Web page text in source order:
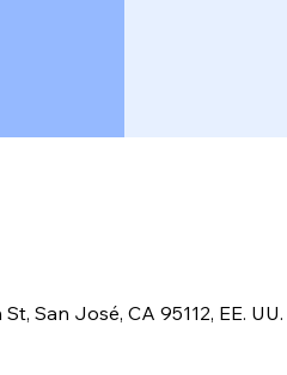
San José, CA 95112, EE. UU.